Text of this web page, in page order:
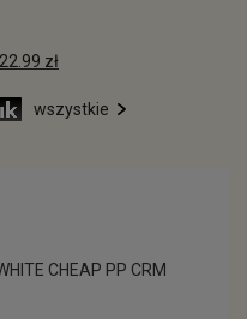
zł
wszystkie
CHEAP PP CRM